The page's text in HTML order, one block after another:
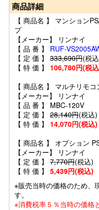
商品詳細
【 商品名 】 マンション
プ
【メーカー】 リンナイ
【 品 番 】 RUF-
【 定 価 】 333,690円(税
【 特 価 】 106,780円(税
【 商品名 】 マルチリモコ
【メーカー】 リンナイ
【 品 番 】 MBC-120V
【 定 価 】 28,140円(税込)
【 特 価 】 14,070円(税込)
【 商品名 】 オプション
【メーカー】 リンナイ
【 定 価 】 7,770円(税込)
【 特 価 】 5,439円(税込)
※販売当時の価格のため、
す。
※消費税率５％当時の価格